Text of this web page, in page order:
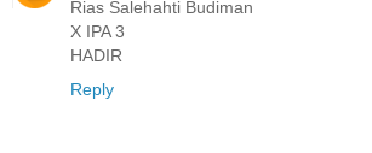
Rias Salehahti Budiman
X IPA 3
HADIR
Reply